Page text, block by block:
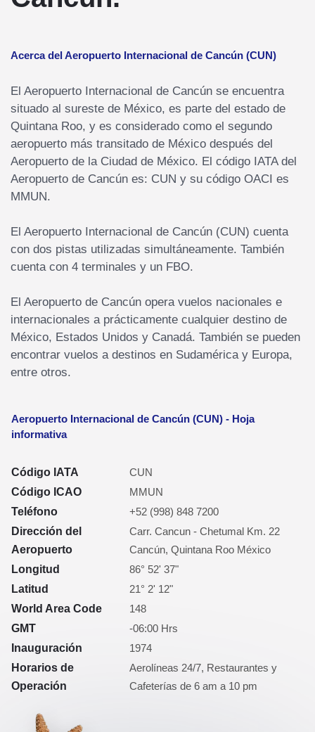
Acerca del Aeropuerto Internacional de Cancún (CUN)
El Aeropuerto Internacional de Cancún se encuentra
situado al sureste de México, es parte del estado de
Quintana Roo, y es considerado como el segundo
aeropuerto más transitado de México después del
Aeropuerto de la Ciudad de México. El código IATA del
Aeropuerto de Cancún es: CUN y su código OACI es
MMUN.
El Aeropuerto Internacional de Cancún (CUN) cuenta
con dos pistas utilizadas simultáneamente. También
cuenta con 4 terminales y un FBO.
El Aeropuerto de Cancún opera vuelos nacionales e
internacionales a prácticamente cualquier destino de
México, Estados Unidos y Canadá. También se pueden
encontrar vuelos a destinos en Sudamérica y Europa,
entre otros.
Aeropuerto Internacional de Cancún (CUN) - Hoja
informativa
Código IATA
CUN
Código ICAO
MMUN
Teléfono
+52 (998) 848 7200
Dirección del
Aeropuerto
Carr. Cancun - Chetumal Km. 22
Cancún, Quintana Roo México
Longitud
86° 52' 37"
Latitud
21° 2' 12"
World Area Code
148
GMT
-06:00 Hrs
Inauguración
1974
Horarios de
Operación
Aerolíneas 24/7, Restaurantes y
Cafeterías de 6 am a 10 pm